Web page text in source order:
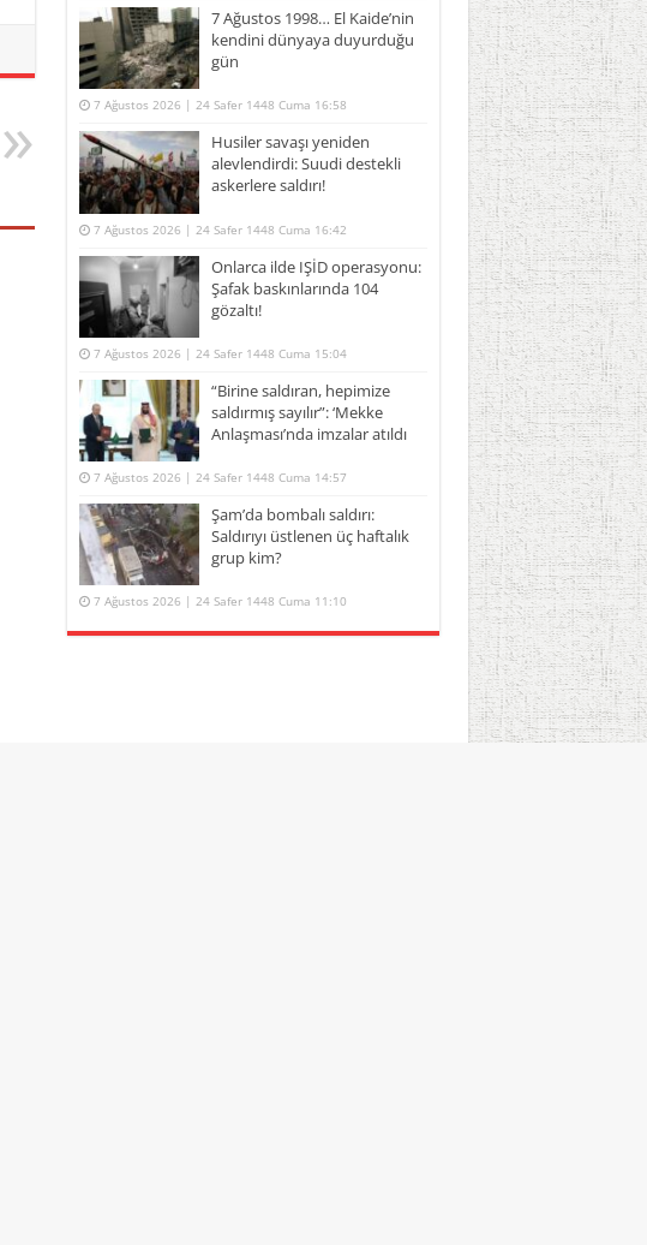
7 Ağustos 1998… El Kaide’nin
kendini dünyaya duyurduğu
gün
7 Ağustos 2026 | 24 Safer 1448 Cuma 16:58
Husiler savaşı yeniden
alevlendirdi: Suudi destekli
askerlere saldırı!
7 Ağustos 2026 | 24 Safer 1448 Cuma 16:42
Onlarca ilde IŞİD operasyonu:
Şafak baskınlarında 104
gözaltı!
7 Ağustos 2026 | 24 Safer 1448 Cuma 15:04
“Birine saldıran, hepimize
saldırmış sayılır”: ‘Mekke
Anlaşması’nda imzalar atıldı
7 Ağustos 2026 | 24 Safer 1448 Cuma 14:57
Şam’da bombalı saldırı:
Saldırıyı üstlenen üç haftalık
grup kim?
7 Ağustos 2026 | 24 Safer 1448 Cuma 11:10